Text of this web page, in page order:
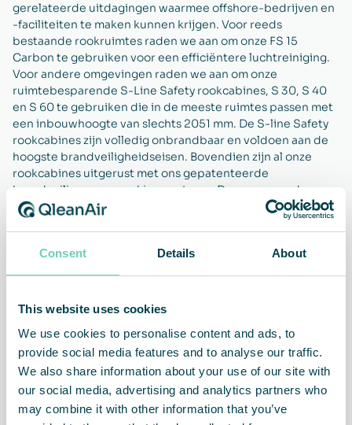
Consent Details About
This website uses cookies
We use cookies to personalise content and ads, to
provide social media features and to analyse our traffic.
We also share information about your use of our site with
our social media, advertising and analytics partners who
may combine it with other information that you’ve
gerelateerde uitdagingen waarmee offshore-bedrijven en
-faciliteiten te maken kunnen krijgen. Voor reeds
bestaande rookruimtes raden we aan om onze FS 15
Carbon te gebruiken voor een efficiëntere luchtreiniging.
Voor andere omgevingen raden we aan om onze
ruimtebesparende S-Line Safety rookcabines, S 30, S 40
en S 60 te gebruiken die in de meeste ruimtes passen met
een inbouwhoogte van slechts 2051 mm. De S-line Safety
rookcabines zijn volledig onbrandbaar en voldoen aan de
hoogste brandveiligheidseisen. Bovendien zijn al onze
rookcabines uitgerust met ons gepatenteerde
brandveilige asverwerkingssysteem. Door een van deze
rookoplossingen te gebruiken, kunt u niet-rokers
beschermen tegen meeroken, terwijl u tegelijkertijd een
verhoogt.
Gezondere werknemers Verhoogde omzet